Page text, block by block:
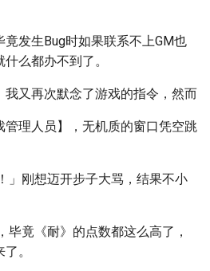
发生Bug时如果联系不上GM也
么都办不到了。
又再次默念了游戏的指令，然而
管理人员】，无机质的窗口凭空跳
」刚想迈开步子大骂，结果不小
竟《耐》的点数都这么高了，
。